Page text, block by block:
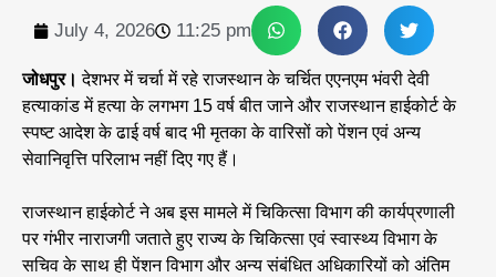
July 4, 2026 11:25 pm
जोधपुर। देशभर में चर्चा में रहे राजस्थान के चर्चित एएनएम भंवरी देवी
हत्याकांड में हत्या के लगभग 15 वर्ष बीत जाने और राजस्थान हाईकोर्ट के
स्पष्ट आदेश के ढाई वर्ष बाद भी मृतका के वारिसों को पेंशन एवं अन्य
सेवानिवृत्ति परिलाभ नहीं दिए गए हैं।
राजस्थान हाईकोर्ट ने अब इस मामले में चिकित्सा विभाग की कार्यप्रणाली
पर गंभीर नाराजगी जताते हुए राज्य के चिकित्सा एवं स्वास्थ्य विभाग के
सचिव के साथ ही पेंशन विभाग और अन्य संबंधित अधिकारियों को अंतिम